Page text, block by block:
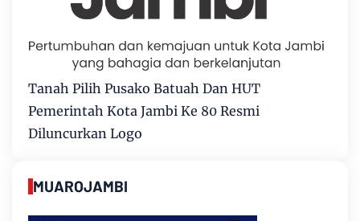
Tanah Pilih Pusako Batuah Dan HUT
Pemerintah Kota Jambi Ke 80 Resmi
Diluncurkan Logo
MUAROJAMBI